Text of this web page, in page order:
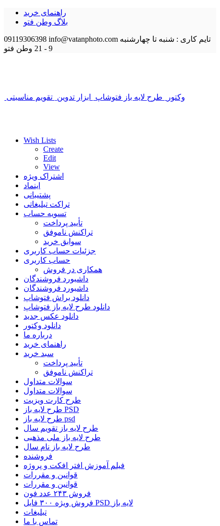
راهنمای خرید
بلاگ وطن فتو
09119306398 info@vatanphoto.com تایم کاری : شنبه تا چهارشنبه
9 - 21
وطن فتو
وکتور طرح لایه باز فتوشاپ ابزار تدوین تقویم مناسبتی
Wish Lists
Create
Edit
View
اشتراک ویژه
اینماد
پشتیبانی
تراکت تبلیغاتی
تسویه حساب
تأیید پرداخت
تراکنش ناموفق
سوابق خرید
جزئیات حساب کاربری
حساب کاربری
همکاری در فروش
داشبورد فروشندگان
داشبورد فروشندگان
دانلود براش فتوشاپ
دانلود طرح لایه باز فتوشاپ
دانلود عکس جدید
دانلود وکتور
درباره ما
راهنمای خرید
سبد خرید
تأیید پرداخت
تراکنش ناموفق
سوالات متداول
سوالات متداول
طرح کارت ویزیت
طرح لایه باز PSD
طرح لایه باز psd
طرح لایه باز تقویم سال
طرح لایه باز ملی مذهبی
طرح لایه باز نام سال
فروشنده
فیلم آموزش افتر افکت و پروژه
قوانین و مقررات
قوانین و مقررات
فروش ۲۴۳ عدد فون
فروش ویژه ۳۰۰ فایل PSD لایه باز
تبلیغات
تماس با ما